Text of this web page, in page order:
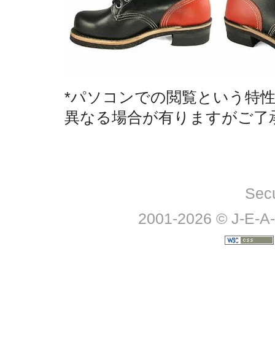
*パソコンでの閲覧という特
異なる場合が有りますがご了
2001-2026 © J-E-